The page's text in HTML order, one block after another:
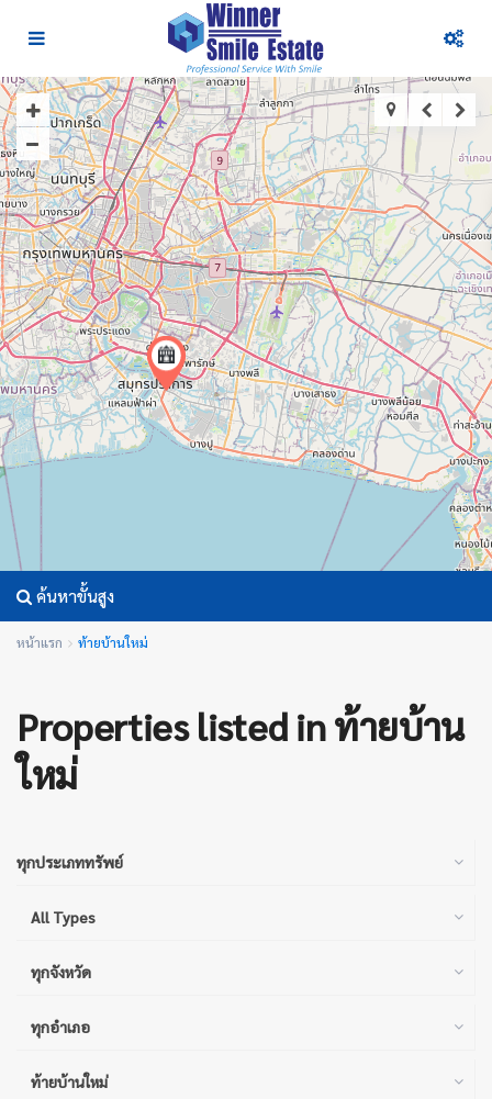
ค้นหาขั้นสูง
หน้าแรก ท้ายบ้านใหม่
Properties listed in ท้ายบ้าน
ใหม่
ทุกประเภททรัพย์
All Types
ทุกจังหวัด
ทุกอำเภอ
ท้ายบ้านใหม่